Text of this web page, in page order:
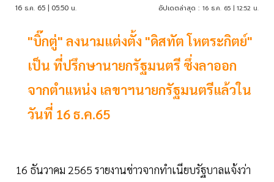
16 ธ.ค. 65 | 05:50 น. อัปเดตล่าสุด : 16 ธ.ค. 65 | 12:52 น.
"บิ๊กตู่" ลงนามแต่งตั้ง "ดิสทัต โหตระกิตย์"
เป็น ที่ปรึกษานายกรัฐมนตรี ซึ่งลาออก
จากตำแหน่ง เลขาฯนายกรัฐมนตรีแล้วใน
วันที่ 16 ธ.ค.65
16 ธันวาคม 2565 รายงานข่าวจากทำเนียบรัฐบาลแจ้งว่า